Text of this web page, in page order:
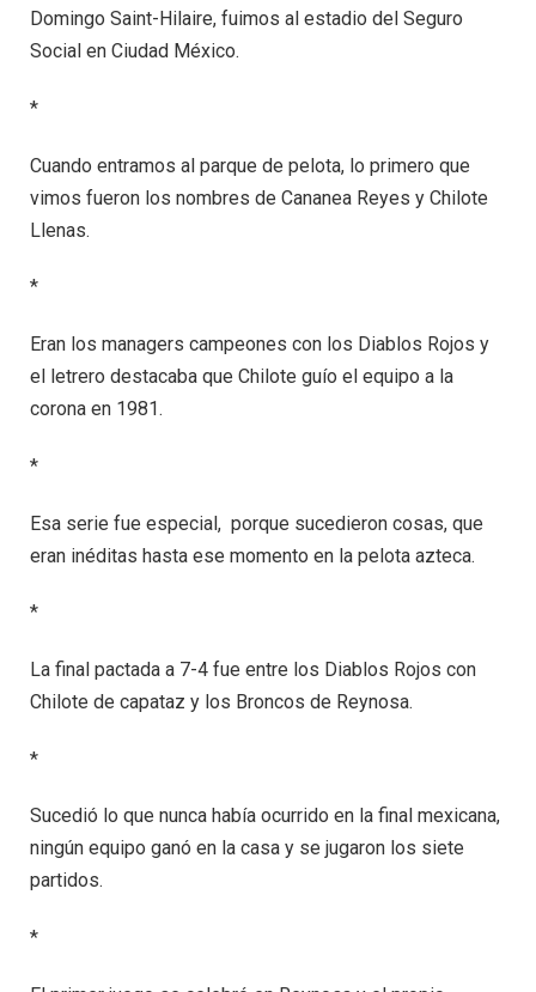
Domingo Saint-Hilaire, fuimos al estadio del Seguro
Social en Ciudad México.
*
Cuando entramos al parque de pelota, lo primero que
vimos fueron los nombres de Cananea Reyes y Chilote
Llenas.
*
Eran los managers campeones con los Diablos Rojos y
el letrero destacaba que Chilote guío el equipo a la
corona en 1981.
*
Esa serie fue especial, porque sucedieron cosas, que
eran inéditas hasta ese momento en la pelota azteca.
*
La final pactada a 7-4 fue entre los Diablos Rojos con
Chilote de capataz y los Broncos de Reynosa.
*
Sucedió lo que nunca había ocurrido en la final mexicana,
ningún equipo ganó en la casa y se jugaron los siete
partidos.
*